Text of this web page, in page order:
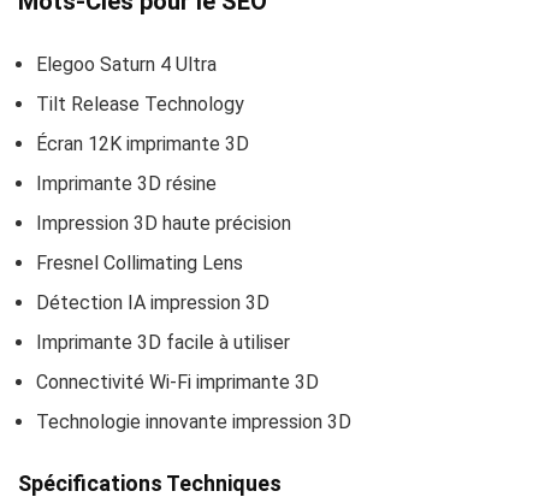
Elegoo Saturn 4 Ultra
Tilt Release Technology
Écran 12K imprimante 3D
Imprimante 3D résine
Impression 3D haute précision
Fresnel Collimating Lens
Détection IA impression 3D
Imprimante 3D facile à utiliser
Connectivité Wi-Fi imprimante 3D
Technologie innovante impression 3D
Spécifications Techniques